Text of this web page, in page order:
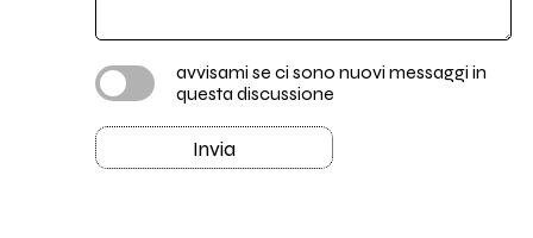
avvisami se ci sono nuovi messaggi in
questa discussione
Invia